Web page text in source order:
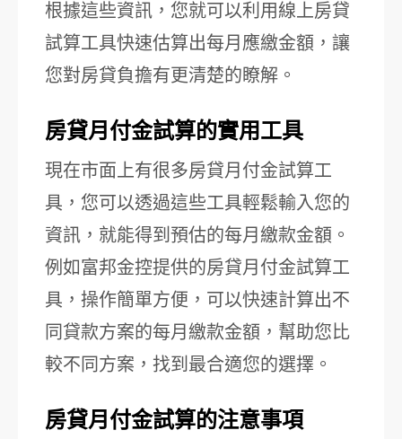
根據這些資訊，您就可以利用線上房貸
試算工具快速估算出每月應繳金額，讓
您對房貸負擔有更清楚的瞭解。
房貸月付金試算的實用工具
現在市面上有很多房貸月付金試算工
具，您可以透過這些工具輕鬆輸入您的
資訊，就能得到預估的每月繳款金額。
例如富邦金控提供的房貸月付金試算工
具，操作簡單方便，可以快速計算出不
同貸款方案的每月繳款金額，幫助您比
較不同方案，找到最合適您的選擇。
房貸月付金試算的注意事項